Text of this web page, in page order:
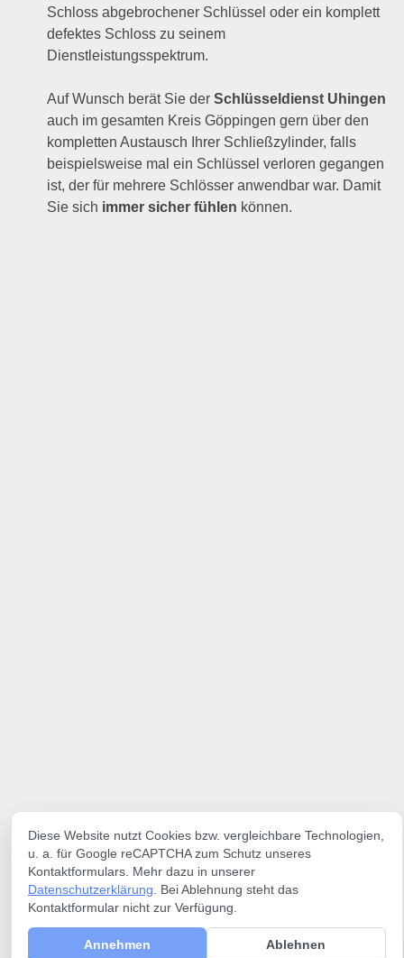
Schloss abgebrochener Schlüssel oder ein komplett
defektes Schloss zu seinem
Dienstleistungsspektrum.
Auf Wunsch berät Sie derSchlüsseldienst Uhingen
auch im gesamten Kreis Göppingen gern über den
kompletten Austausch Ihrer Schließzylinder, falls
beispielsweise mal ein Schlüssel verloren gegangen
ist, der für mehrere Schlösser anwendbar war. Damit
Sie sich immer sicher fühlen können.
Diese Website nutzt Cookies bzw. vergleichbare Technologien,
u. a. für Google reCAPTCHA zum Schutz unseres
Kontaktformulars. Mehr dazu in unserer
Datenschutzerklärung . Bei Ablehnung steht das
Kontaktformular nicht zur Verfügung.
Annehmen Ablehnen